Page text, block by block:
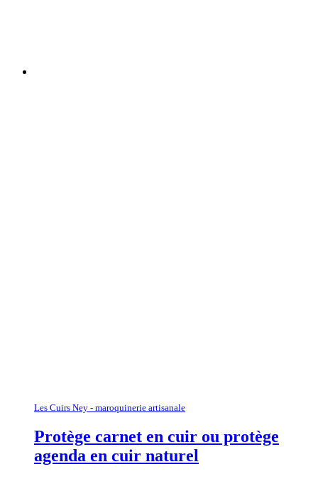
Les Cuirs Ney - maroquinerie artisanale
Protège carnet en cuir ou protège
agenda en cuir naturel